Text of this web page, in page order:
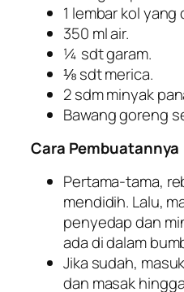
1 lembar kol
350 ml air.
¼ sdt garam.
⅛ sdt merica.
2 sdm minyak
Bawang goreng
Cara Pembuatannya
Pertama-tama,
mendidih. Lalu,
penyedap dan
ada di dalam
Jika sudah,
dan masak